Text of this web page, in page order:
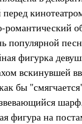
популярной
фигурка
вскинувшей
бы
фигура на